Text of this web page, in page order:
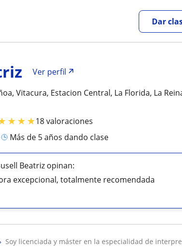
Dar
Ver perfil
Vitacura, Estacion Central, La Florida, La
★★★18 valoraciones
más de 5 años dando clase
Beatriz opinan:
excepcional, totalmente recomendada
soy licenciada y máster en la especialidad de